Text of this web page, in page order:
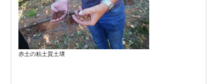
赤土の粘土質土壌